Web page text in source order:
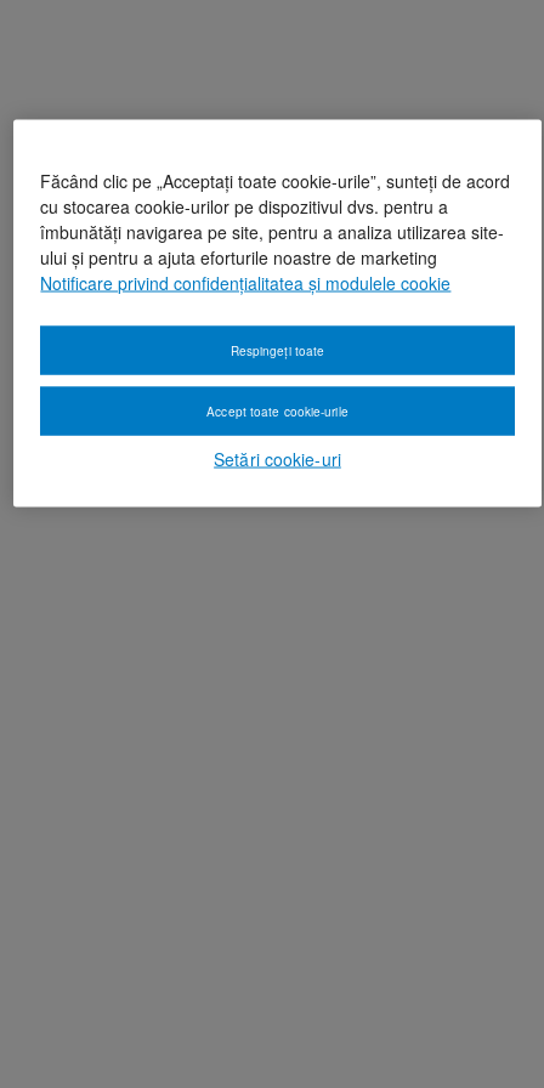
Făcând clic pe „Acceptați toate cookie-urile”, sunteți de acord
cu stocarea cookie-urilor pe dispozitivul dvs. pentru a
îmbunătăți navigarea pe site, pentru a analiza utilizarea site-
ului și pentru a ajuta eforturile noastre de marketing
Notificare privind confidențialitatea și modulele cookie
Setări cookie-uri
Respingeți toate
Accept toate cookie-urile